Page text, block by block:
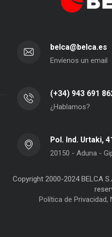
belca@belca.es
Envíenos un email
(+34) 943 691
¿Hablamos?
Pol. Ind. Urtaki,
20150 - Aduna -
Copyright 2000-2024 BELCA
Política de Privacidad,